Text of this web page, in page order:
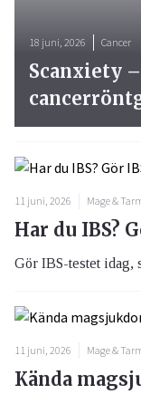
18 juni, 2026 Cancer
Scanxiety
11 juni, 2026 Mage &
Har du IBS?
Gör IBS-testet idag,
11 juni, 2026 Mage &
Kända